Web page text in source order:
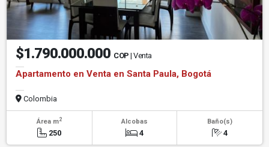
$1.790.000.000 COP | Venta
Apartamento en Venta en Santa Paula, Bogotá
Colombia
Área m2
250
Alcobas
4
Baño(s)
4